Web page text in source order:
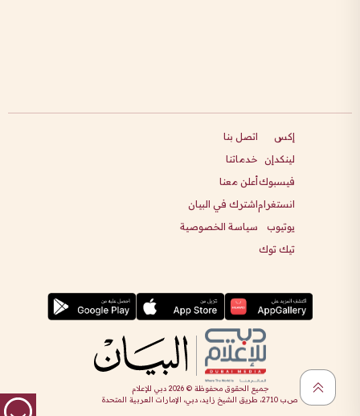
إكس
لينكدإن
فيسبوك
انستغرام
يوتيوب
تيك توك
اتصل بنا
خدماتنا
أعلن معنا
اشترك في البيان
سياسة الخصوصية
جميع الحقوق محفوظة ©2026 دبي للإعلام
ص.ب 2710، طريق الشيخ زايد، دبي، الإمارات العربية المتحدة